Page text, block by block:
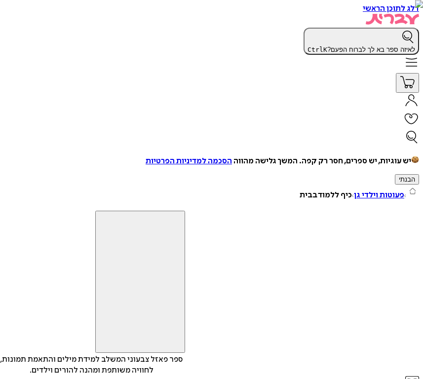
דלג לתוכן הראשי
לאיזה ספר בא לך לברוח הפעם? CtrlK
יש עוגיות, יש ספרים, חסר רק קפה. המשך גלישה מהווה הסכמה למדיניות הפרטיות
הבנתי
פעוטות וילדי גן כיף ללמוד בבית
ספר פאזל צבעוני המשלב למידת מילים והתאמת תמונות,
לחוויה משותפת ומהנה להורים וילדים.